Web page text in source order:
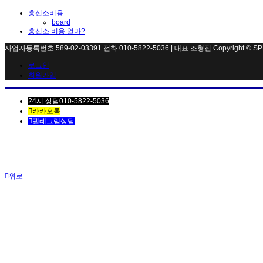
흥신소비용
board
흥신소 비용 얼마?
사업자등록번호 589-02-03391 전화 010-5822-5036 | 대표 조형진 Copyright ©
로그인
회원가입
24시 상담010-5822-5036
카카오톡
텔레그램상담
위로